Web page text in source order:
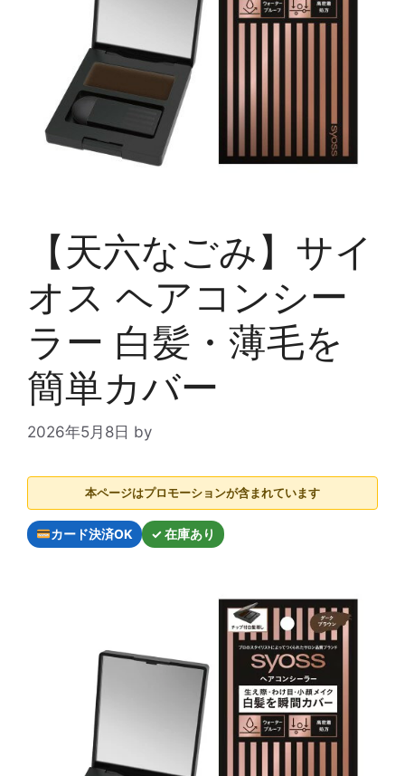
【天六なごみ】サイ
オス ヘアコンシー
ラー 白髪・薄毛を
簡単カバー
2026年5月8日 by
本ページはプロモーションが含まれています
カード決済OK ✓ 在庫あり